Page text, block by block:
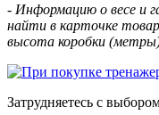
- Информацию о весе и
найти в карточке
высота коробки
Затрудняетесь с